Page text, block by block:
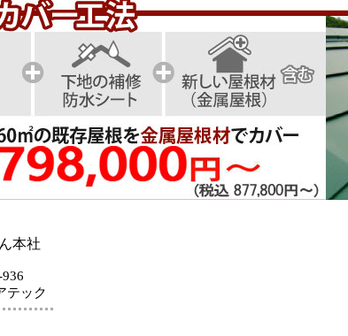
本社
テック